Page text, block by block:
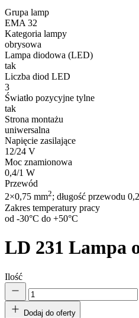
Grupa lamp
EMA 32
Kategoria lampy
obrysowa
Lampa diodowa (LED)
tak
Liczba diod LED
3
Światło pozycyjne tylne
tak
Strona montażu
uniwersalna
Napięcie zasilające
12/24 V
Moc znamionowa
0,4/1 W
Przewód
2×0,75 mm2; długość przewodu
Zakres temperatury pracy
od -30°C do +50°C
LD 231 Lampa
Ilość
Dodaj do oferty